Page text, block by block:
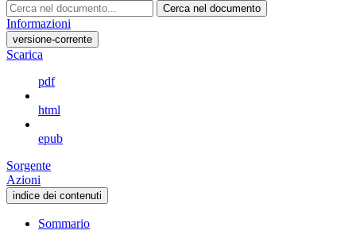
Cerca nel documento
Informazioni
versione-corrente
Scarica
pdf
html
epub
Sorgente
Azioni
indice dei contenuti
Sommario